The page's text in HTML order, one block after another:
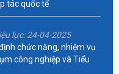
tác quốc tế
lực: 24-04-2025
chức năng, nhiệm vụ
công nghiệp và Tiểu